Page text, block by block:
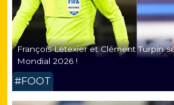
François Letexier et Clément Turpin
Mondial 2026 !
#FOOT